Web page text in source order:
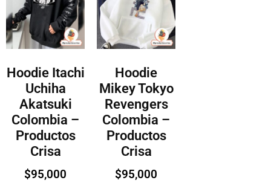
Hoodie Itachi
Uchiha
Akatsuki
Colombia –
Productos
Crisa
$95,000
Hoodie
Mikey Tokyo
Revengers
Colombia –
Productos
Crisa
$95,000